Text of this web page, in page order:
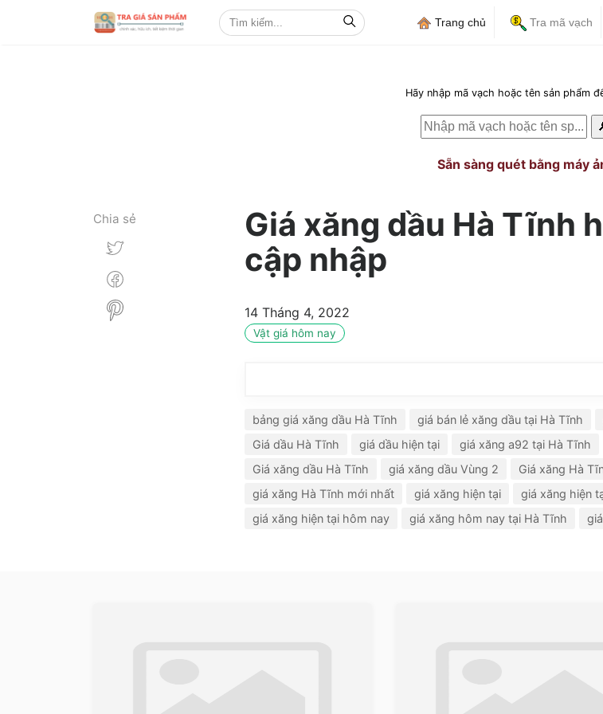
Trang chủ Tra mã vạch
Hãy nhập mã vạch hoặc tên sản phẩm
Sẵn sàng quét bằng máy
Chia sẻ
Giá xăng dầu Hà Tĩnh
cập nhập
14 Tháng 4, 2022
Vật giá hôm nay
bảng giá xăng dầu Hà Tĩnh giá bán lẻ xăng dầu tại Hà Tĩnh
Giá dầu Hà Tĩnh
giá dầu hiện tại giá xăng a92 tại Hà Tĩnh
Giá xăng dầu Hà Tĩnh
giá xăng dầu Vùng 2
Giá xăng Hà
giá xăng Hà Tĩnh mới nhất
giá xăng hiện tại
giá xăng hiện
giá xăng hiện tại hôm nay
giá xăng hôm nay tại Hà Tĩnh